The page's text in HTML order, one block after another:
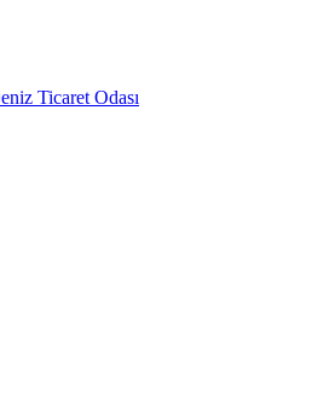
Ticaret Odası